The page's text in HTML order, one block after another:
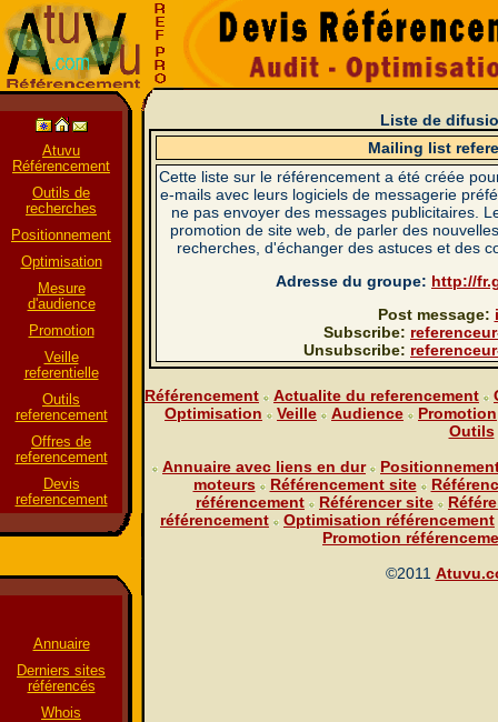
Atuvu
Référencement
Outils de
recherches
Positionnement
Optimisation
Mesure
d'audience
Promotion
Veille
referentielle
Outils
referencement
Offres de
referencement
Devis
referencement
Annuaire
Derniers sites
référencés
Whois
Liste de
Mailing list
Cette liste sur le référencement a été créée
e-mails avec leurs logiciels de messagerie
ne pas envoyer des messages publicitaires.
promotion de site web, de parler des
recherches, d'échanger des astuces et des
Adresse du groupe: http://
Post message:
Subscribe:
Unsubscribe:
Référencement Actualite du referencement
Optimisation
Veille Audience
Promotion
Outils
Annuaire avec liens en dur
moteurs
Référencement site
référencement
Référencer site
référencement
Optimisation référencement
Promotion
©2011